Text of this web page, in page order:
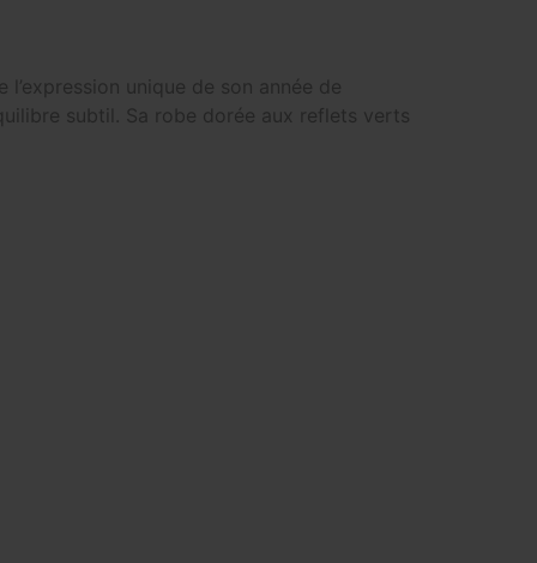
unique de son année de
subtil. Sa robe dorée aux reflets verts